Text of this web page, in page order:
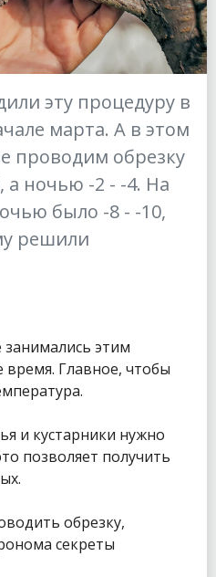
эту процедуру в
марта. А в этом
проводим обрезку
а ночью -2 - -4. На
было -8 - -10,
решили
этим
время. Главное, чтобы
и кустарники нужно
позволяет получить
обрезку,
секреты